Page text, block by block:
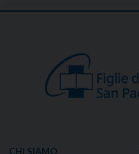
CHI SIAMO